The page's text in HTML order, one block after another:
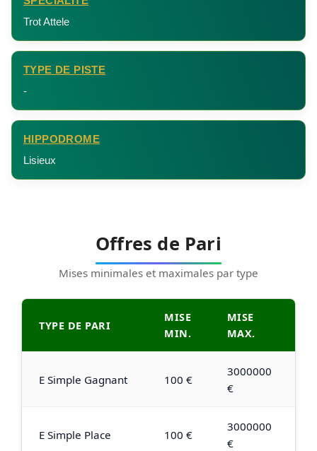
Trot Attele
TYPE DE PISTE
-
HIPPODROME
Lisieux
Offres de Pari
Mises minimales et maximales par type
TYPE DE PARI
MISE
MIN.
MISE
MAX.
E Simple Gagnant 100 €
3000000
€
E Simple Place 100 €
3000000
€